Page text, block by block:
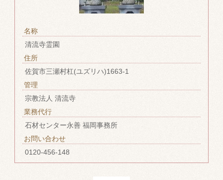
名称
清流寺霊園
住所
佐賀市三瀬村杠(ユズリハ)1663-1
管理
宗教法人 清流寺
業務代行
石材センター永善 福岡事務所
お問い合わせ
0120-456-148